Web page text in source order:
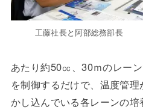
工藤社長と阿部総務部長
あたり約50㏄、30ｍのレー
を制御するだけで、温度管
かし込んでいる各レーンの